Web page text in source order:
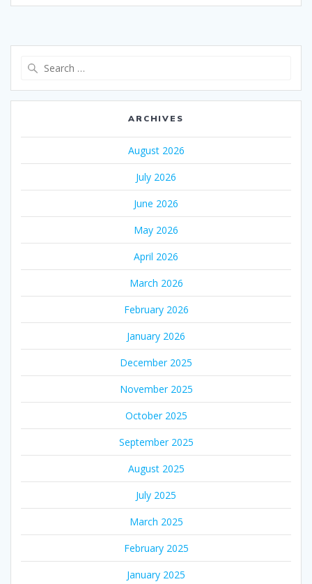
ARCHIVES
August 2026
July 2026
June 2026
May 2026
April 2026
March 2026
February 2026
January 2026
December 2025
November 2025
October 2025
September 2025
August 2025
July 2025
March 2025
February 2025
January 2025